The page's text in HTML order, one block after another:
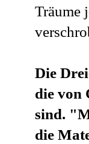
Träume
Die
die von
sind.
die